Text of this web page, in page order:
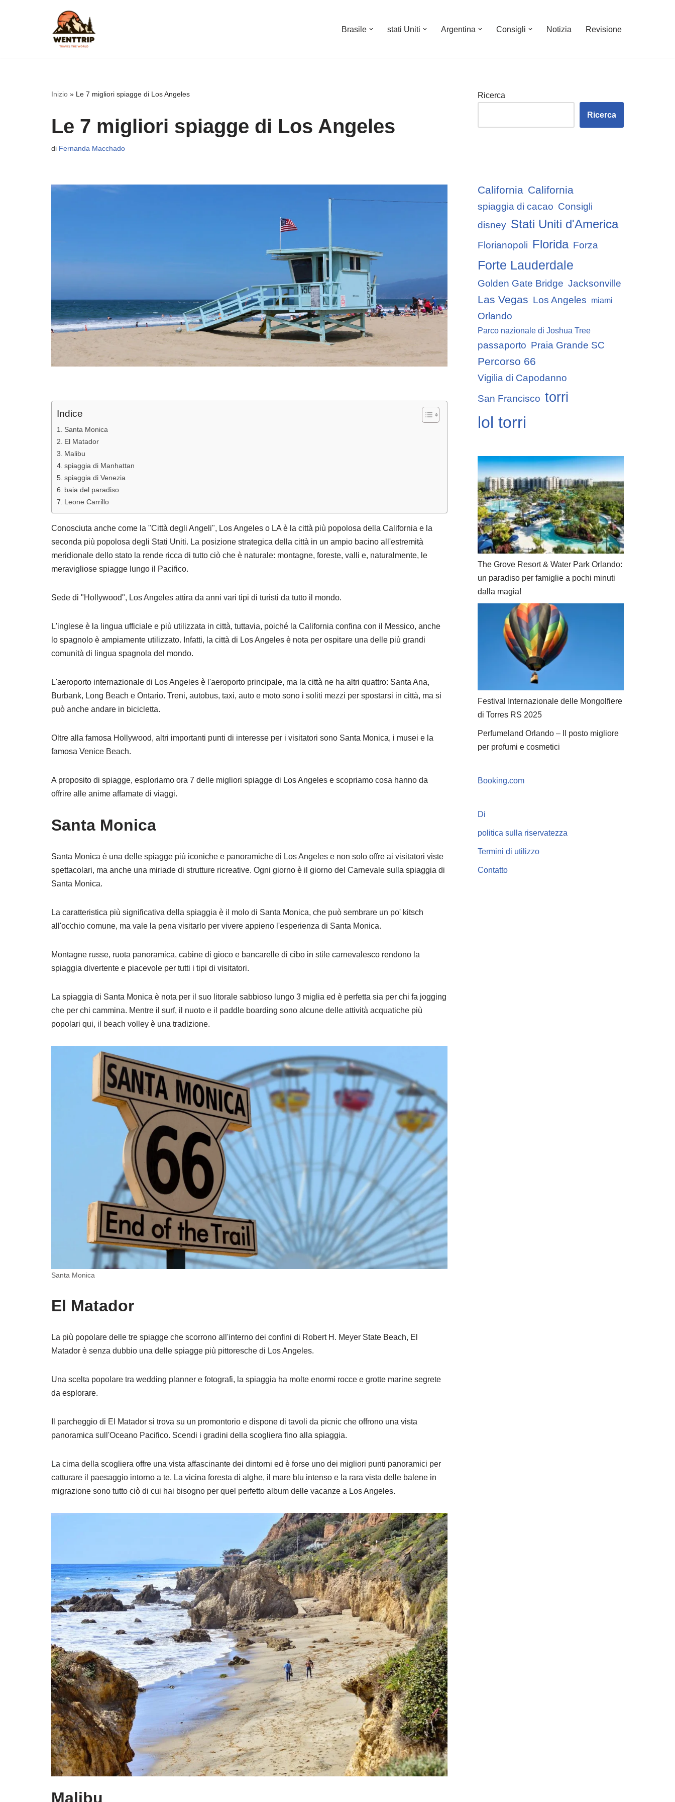
Brasile stati Uniti Argentina Consigli Notizia Revisione
Inizio » Le 7 migliori spiagge di Los Angeles
Le 7 migliori spiagge di Los Angeles
di Fernanda Macchado
Indice
Santa Monica
El Matador
Malibu
spiaggia di Manhattan
spiaggia di Venezia
baia del paradiso
Leone Carrillo
Conosciuta anche come la "Città degli Angeli", Los Angeles o LA è la città più popolosa della California e la
seconda più popolosa degli Stati Uniti. La posizione strategica della città in un ampio bacino all'estremità
meridionale dello stato la rende ricca di tutto ciò che è naturale: montagne, foreste, valli e, naturalmente, le
meravigliose spiagge lungo il Pacifico.
Sede di "Hollywood", Los Angeles attira da anni vari tipi di turisti da tutto il mondo.
L'inglese è la lingua ufficiale e più utilizzata in città, tuttavia, poiché la California confina con il Messico, anche
lo spagnolo è ampiamente utilizzato. Infatti, la città di Los Angeles è nota per ospitare una delle più grandi
comunità di lingua spagnola del mondo.
L'aeroporto internazionale di Los Angeles è l'aeroporto principale, ma la città ne ha altri quattro: Santa Ana,
Burbank, Long Beach e Ontario. Treni, autobus, taxi, auto e moto sono i soliti mezzi per spostarsi in città, ma si
può anche andare in bicicletta.
Oltre alla famosa Hollywood, altri importanti punti di interesse per i visitatori sono Santa Monica, i musei e la
famosa Venice Beach.
A proposito di spiagge, esploriamo ora 7 delle migliori spiagge di Los Angeles e scopriamo cosa hanno da
offrire alle anime affamate di viaggi.
Santa Monica
Santa Monica è una delle spiagge più iconiche e panoramiche di Los Angeles e non solo offre ai visitatori viste
spettacolari, ma anche una miriade di strutture ricreative. Ogni giorno è il giorno del Carnevale sulla spiaggia di
Santa Monica.
La caratteristica più significativa della spiaggia è il molo di Santa Monica, che può sembrare un po' kitsch
all'occhio comune, ma vale la pena visitarlo per vivere appieno l'esperienza di Santa Monica.
Montagne russe, ruota panoramica, cabine di gioco e bancarelle di cibo in stile carnevalesco rendono la
spiaggia divertente e piacevole per tutti i tipi di visitatori.
La spiaggia di Santa Monica è nota per il suo litorale sabbioso lungo 3 miglia ed è perfetta sia per chi fa jogging
che per chi cammina. Mentre il surf, il nuoto e il paddle boarding sono alcune delle attività acquatiche più
popolari qui, il beach volley è una tradizione.
Santa Monica
El Matador
La più popolare delle tre spiagge che scorrono all'interno dei confini di Robert H. Meyer State Beach, El
Matador è senza dubbio una delle spiagge più pittoresche di Los Angeles.
Una scelta popolare tra wedding planner e fotografi, la spiaggia ha molte enormi rocce e grotte marine segrete
da esplorare.
Il parcheggio di El Matador si trova su un promontorio e dispone di tavoli da picnic che offrono una vista
panoramica sull'Oceano Pacifico. Scendi i gradini della scogliera fino alla spiaggia.
La cima della scogliera offre una vista affascinante dei dintorni ed è forse uno dei migliori punti panoramici per
catturare il paesaggio intorno a te. La vicina foresta di alghe, il mare blu intenso e la rara vista delle balene in
migrazione sono tutto ciò di cui hai bisogno per quel perfetto album delle vacanze a Los Angeles.
Malibu
Ricerca
Ricerca
California California
spiaggia di cacao Consigli
disney Stati Uniti d'America
Florianopoli Florida Forza
Forte Lauderdale
Golden Gate Bridge Jacksonville
Las Vegas Los Angeles miami
Orlando
Parco nazionale di Joshua Tree
passaporto Praia Grande SC
Percorso 66
Vigilia di Capodanno
San Francisco torri
lol torri
The Grove Resort & Water Park Orlando:
un paradiso per famiglie a pochi minuti
dalla magia!
Festival Internazionale delle Mongolfiere
di Torres RS 2025
Perfumeland Orlando – Il posto migliore
per profumi e cosmetici
Booking.com
Di
politica sulla riservatezza
Termini di utilizzo
Contatto